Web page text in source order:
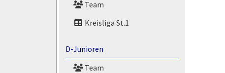
Team
Kreisliga St.1
D-Junioren
Team